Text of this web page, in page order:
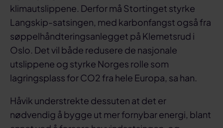
klimautslippene. Derfor må Stortinget styrke
Langskip-satsingen, med karbonfangst også fra
søppelhåndteringsanlegget på Klemetsrud i
Oslo. Det vil både redusere de nasjonale
utslippene og styrke Norges rolle som
lagringsplass for CO2 fra hele Europa, sa han.
Håvik understrekte dessuten at det er
nødvendig å bygge ut mer fornybar energi, blant